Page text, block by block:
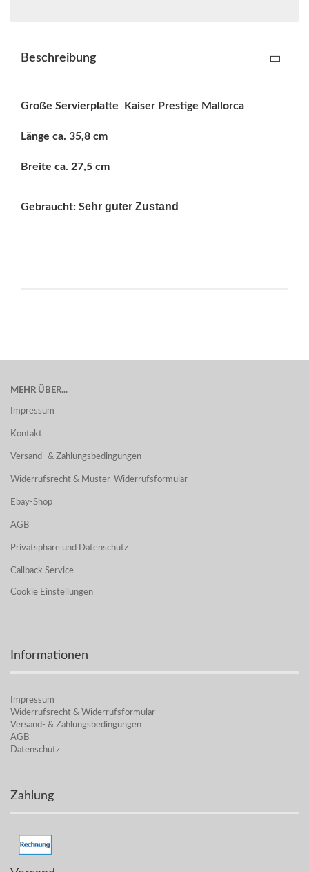
Beschreibung
Große Servierplatte Kaiser Prestige Mallorca
Länge ca. 35,8 cm
Breite ca. 27,5 cm
Gebraucht: Sehr guter Zustand
MEHR ÜBER...
Impressum
Kontakt
Versand- & Zahlungsbedingungen
Widerrufsrecht & Muster-Widerrufsformular
Ebay-Shop
AGB
Privatsphäre und Datenschutz
Callback Service
Cookie Einstellungen
Informationen
Impressum
Widerrufsrecht & Widerrufsformular
Versand- & Zahlungsbedingungen
AGB
Datenschutz
Zahlung